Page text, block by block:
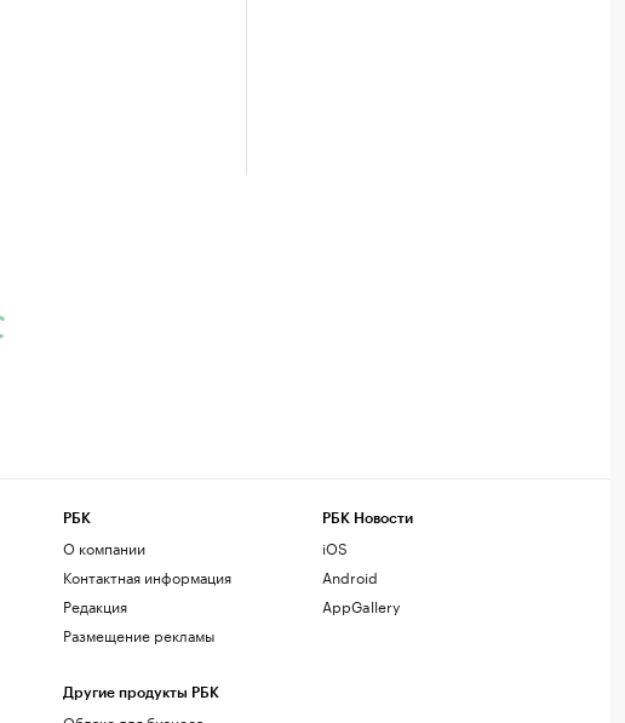
РБК
О компании
Контактная информация
Редакция
Размещение рекламы
Другие продукты РБК
РБК Новости
iOS
Android
AppGallery